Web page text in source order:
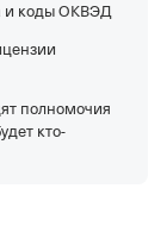
и коды ОКВЭД
полномочия
кто-